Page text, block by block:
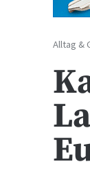
Alltag &